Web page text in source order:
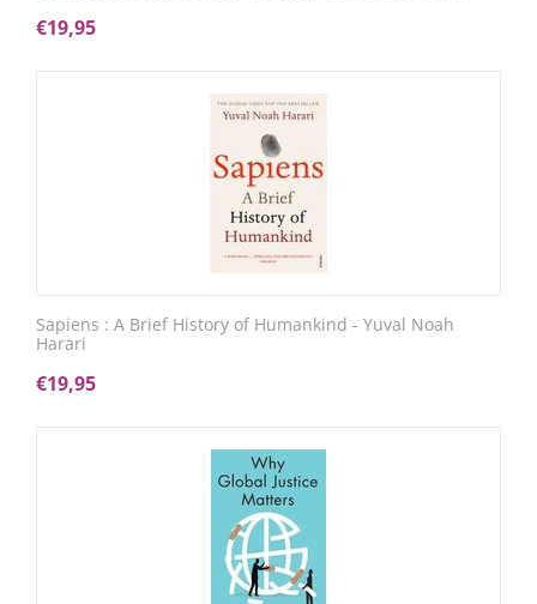
€19,95
Sapiens : A Brief History of Humankind - Yuval Noah
Harari
€19,95